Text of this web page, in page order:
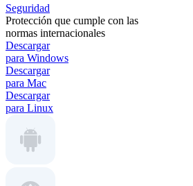
Seguridad
Protección que cumple con las
normas internacionales
Descargar
para Windows
Descargar
para Mac
Descargar
para Linux